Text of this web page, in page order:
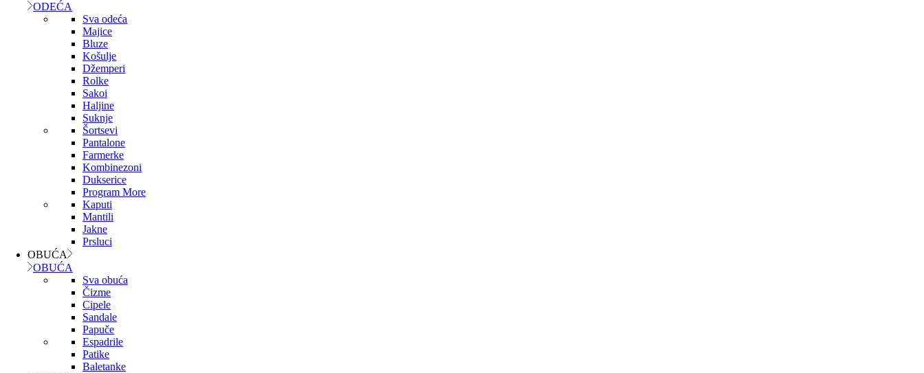
ODEĆA
Sva odeća
Majice
Bluze
Košulje
Džemperi
Rolke
Sakoi
Haljine
Suknje
Šortsevi
Pantalone
Farmerke
Kombinezoni
Dukserice
Program More
Kaputi
Mantili
Jakne
Prsluci
OBUĆA
OBUĆA
Sva obuća
Čizme
Cipele
Sandale
Papuče
Espadrile
Patike
Baletanke